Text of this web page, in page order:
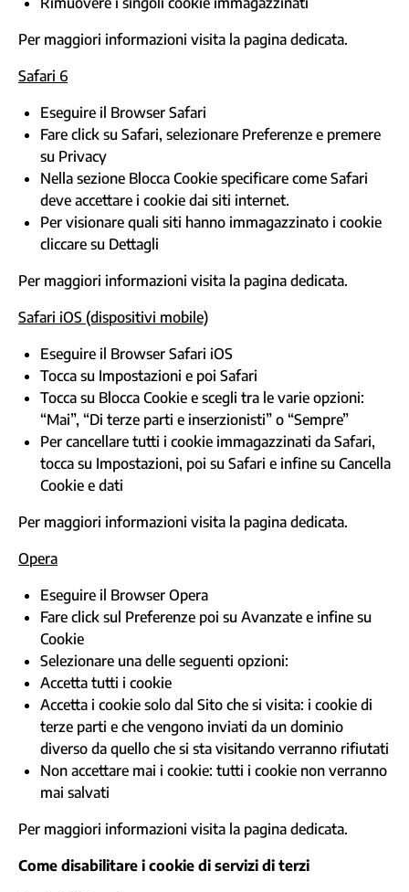
Per maggiori informazioni visita la pagina dedicata.
Safari 6
Eseguire il Browser Safari
Fare click su Safari, selezionare Preferenze e premere
su Privacy
Nella sezione Blocca Cookie specificare come Safari
deve accettare i cookie dai siti internet.
Per visionare quali siti hanno immagazzinato i cookie
cliccare su Dettagli
Per maggiori informazioni visita la pagina dedicata.
Safari iOS (dispositivi mobile)
Eseguire il Browser Safari iOS
Tocca su Impostazioni e poi Safari
Tocca su Blocca Cookie e scegli tra le varie opzioni:
“Mai”, “Di terze parti e inserzionisti” o “Sempre”
Per cancellare tutti i cookie immagazzinati da Safari,
tocca su Impostazioni, poi su Safari e infine su Cancella
Cookie e dati
Per maggiori informazioni visita la pagina dedicata.
Opera
Eseguire il Browser Opera
Fare click sul Preferenze poi su Avanzate e infine su
Cookie
Selezionare una delle seguenti opzioni:
Accetta tutti i cookie
Accetta i cookie solo dal Sito che si visita: i cookie di
terze parti e che vengono inviati da un dominio
diverso da quello che si sta visitando verranno rifiutati
Non accettare mai i cookie: tutti i cookie non verranno
mai salvati
Per maggiori informazioni visita la pagina dedicata.
Come disabilitare i cookie di servizi di terzi